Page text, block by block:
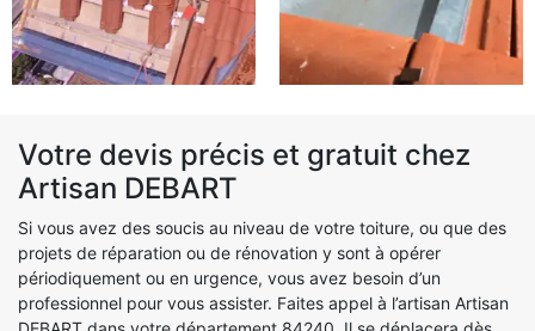
Votre devis précis et gratuit chez
Artisan DEBART
Si vous avez des soucis au niveau de votre toiture, ou que des
projets de réparation ou de rénovation y sont à opérer
périodiquement ou en urgence, vous avez besoin d’un
professionnel pour vous assister. Faites appel à l’artisan Artisan